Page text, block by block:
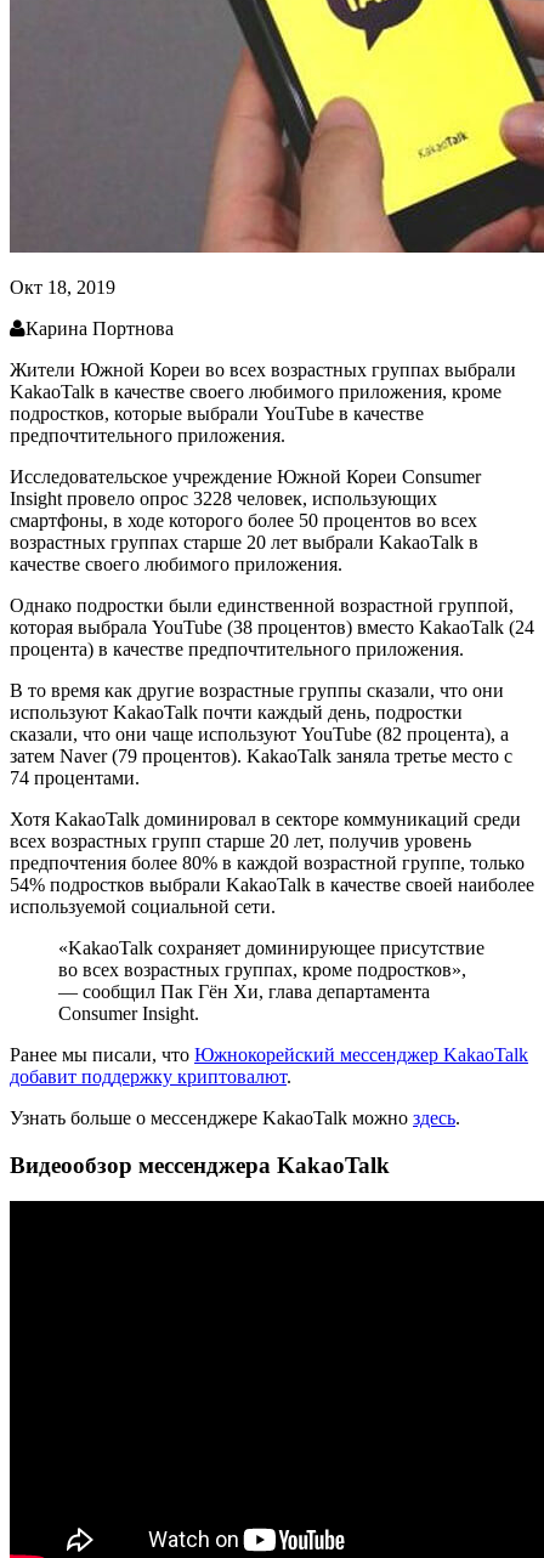
Окт 18, 2019
Карина Портнова
Жители Южной Кореи во всех возрастных группах выбрали
KakaoTalk в качестве своего любимого приложения, кроме
подростков, которые выбрали YouTube в качестве
предпочтительного приложения.
Исследовательское учреждение Южной Кореи Consumer
Insight провело опрос 3228 человек, использующих
смартфоны, в ходе которого более 50 процентов во всех
возрастных группах старше 20 лет выбрали KakaoTalk в
качестве своего любимого приложения.
Однако подростки были единственной возрастной группой,
которая выбрала YouTube (38 процентов) вместо KakaoTalk (24
процента) в качестве предпочтительного приложения.
В то время как другие возрастные группы сказали, что они
используют KakaoTalk почти каждый день, подростки
сказали, что они чаще используют YouTube (82 процента), а
затем Naver (79 процентов). KakaoTalk заняла третье место с
74 процентами.
Хотя KakaoTalk доминировал в секторе коммуникаций среди
всех возрастных групп старше 20 лет, получив уровень
предпочтения более 80% в каждой возрастной группе, только
54% ​​подростков выбрали KakaoTalk в качестве своей наиболее
используемой социальной сети.
«KakaoTalk сохраняет доминирующее присутствие
во всех возрастных группах, кроме подростков»,
— сообщил Пак Гён Хи, глава департамента
Consumer Insight.
Ранее мы писали, что Южнокорейский мессенджер KakaoTalk
добавит поддержку криптовалют.
Узнать больше о мессенджере KakaoTalk можно здесь.
Видеообзор мессенджера KakaoTalk